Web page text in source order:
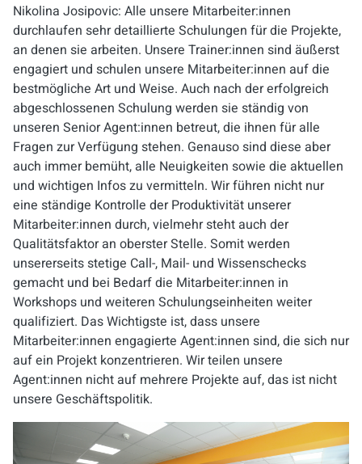
Nikolina Josipovic: Alle unsere Mitarbeiter:innen
durchlaufen sehr detaillierte Schulungen für die Projekte,
an denen sie arbeiten. Unsere Trainer:innen sind äußerst
engagiert und schulen unsere Mitarbeiter:innen auf die
bestmögliche Art und Weise. Auch nach der erfolgreich
abgeschlossenen Schulung werden sie ständig von
unseren Senior Agent:innen betreut, die ihnen für alle
Fragen zur Verfügung stehen. Genauso sind diese aber
auch immer bemüht, alle Neuigkeiten sowie die aktuellen
und wichtigen Infos zu vermitteln. Wir führen nicht nur
eine ständige Kontrolle der Produktivität unserer
Mitarbeiter:innen durch, vielmehr steht auch der
Qualitätsfaktor an oberster Stelle. Somit werden
unsererseits stetige Call-, Mail- und Wissenschecks
gemacht und bei Bedarf die Mitarbeiter:innen in
Workshops und weiteren Schulungseinheiten weiter
qualifiziert. Das Wichtigste ist, dass unsere
Mitarbeiter:innen engagierte Agent:innen sind, die sich nur
auf ein Projekt konzentrieren. Wir teilen unsere
Agent:innen nicht auf mehrere Projekte auf, das ist nicht
unsere Geschäftspolitik.